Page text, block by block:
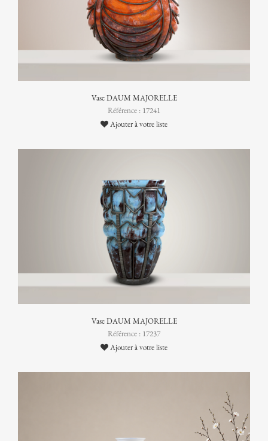
Vase DAUM MAJORELLE
Référence : 17241
Ajouter à votre liste
Vase DAUM MAJORELLE
Référence : 17237
Ajouter à votre liste